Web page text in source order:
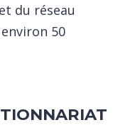
du réseau
50